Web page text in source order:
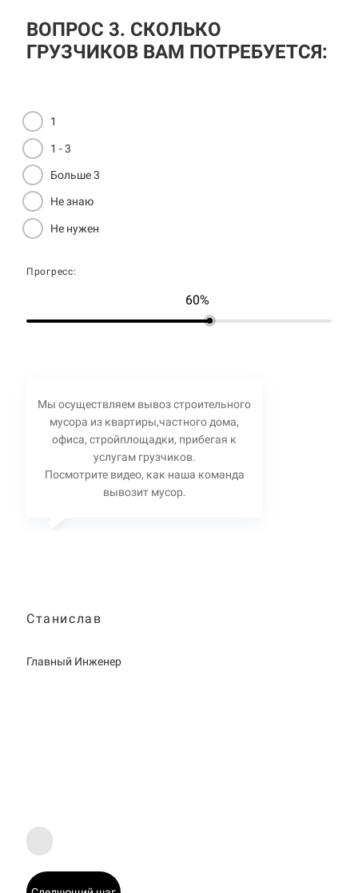
ВОПРОС 3. СКОЛЬКО
ГРУЗЧИКОВ ВАМ ПОТРЕБУЕТСЯ:
1
1 - 3
Больше 3
Не знаю
Не нужен
Прогресс:
60%
Мы осуществляем вывоз строительного
мусора из квартиры,частного дома,
офиса, стройплощадки, прибегая к
услугам грузчиков.
Посмотрите видео, как наша команда
вывозит мусор.
Станислав
Главный Инженер